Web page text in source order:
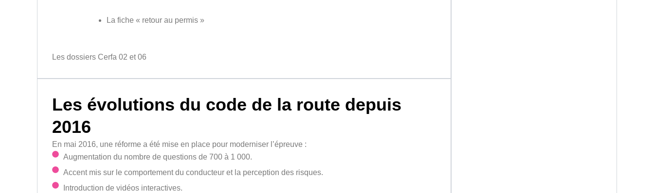
La fiche « retour au permis »
Les dossiers Cerfa 02 et 06
Les évolutions du code de la route depuis
2016
En mai 2016, une réforme a été mise en place pour moderniser l’épreuve :
Augmentation du nombre de questions de 700 à 1 000.
Accent mis sur le comportement du conducteur et la perception des risques.
Introduction de vidéos interactives.